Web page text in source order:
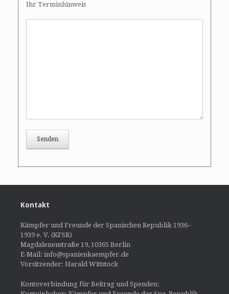
Ihr Terminhinweis
Kontakt
Kämpfer und Freunde der Spanischen Republik 1936–
1939 e. V. (KFSR)
Magdalenenstraße 19, 10365 Berlin
E-Mail: info@spanienkaempfer.de
Vorsitzender: Harald Wittstock
Kontoverbindung für Beitrag und Spenden: